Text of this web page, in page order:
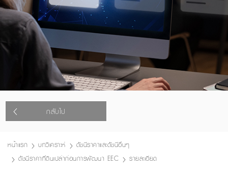
กลับไป
หน้าแรก บทวิเคราะห์
ดัชนีราคาและดัชนีอื่นๆ
ดัชนีราคาที่ดินเปล่าก่อนการพัฒนา EEC
รายละเอียด